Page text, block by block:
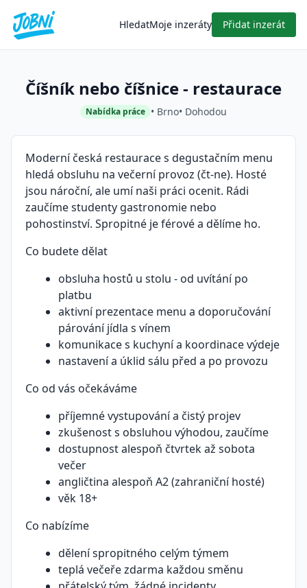
HledatMoje inzeráty Přidat inzerát
Číšník nebo číšnice - restaurace
Nabídka práce • Brno• Dohodou
Moderní česká restaurace s degustačním menu
hledá obsluhu na večerní provoz (čt-ne). Hosté
jsou nároční, ale umí naši práci ocenit. Rádi
zaučíme studenty gastronomie nebo
pohostinství. Spropitné je férové a dělíme ho.
Co budete dělat
obsluha hostů u stolu - od uvítání po
platbu
aktivní prezentace menu a doporučování
párování jídla s vínem
komunikace s kuchyní a koordinace výdeje
nastavení a úklid sálu před a po provozu
Co od vás očekáváme
příjemné vystupování a čistý projev
zkušenost s obsluhou výhodou, zaučíme
dostupnost alespoň čtvrtek až sobota
večer
angličtina alespoň A2 (zahraniční hosté)
věk 18+
Co nabízíme
dělení spropitného celým týmem
teplá večeře zdarma každou směnu